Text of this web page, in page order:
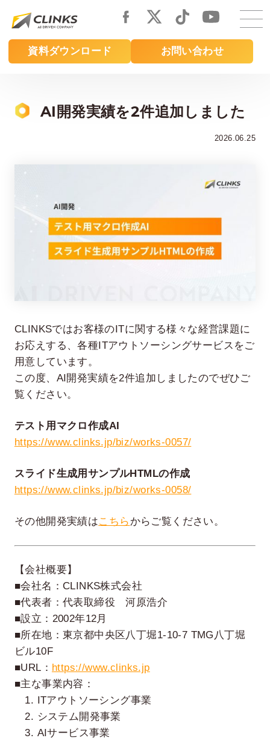
main
content
資料ダウンロード お問い合わせ
66 %
2026年7月時点 2026年6月時点
AI開発実績を2件追加しました
2026.06.25
CLINKSではお客様のITに関する様々な経営課題に
お応えする、各種ITアウトソーシングサービスをご
用意しています。
この度、AI開発実績を2件追加しましたのでぜひご
覧ください。
テスト用マクロ作成AI
https://www.clinks.jp/biz/works-0057/
スライド生成用サンプルHTMLの作成
https://www.clinks.jp/biz/works-0058/
その他開発実績はこちら からご覧ください。
【会社概要】
■会社名：CLINKS株式会社
■代表者：代表取締役 河原浩介
■設立：2002年12月
■所在地：東京都中央区八丁堀1-10-7 TMG八丁堀
ビル10F
■URL： https://www.clinks.jp
■主な事業内容：
1. ITアウトソーシング事業
2. システム開発事業
3. AIサービス事業